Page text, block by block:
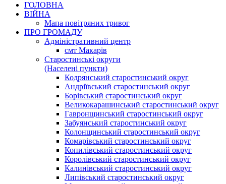
ГОЛОВНА
ВІЙНА
Мапа повітряних тривог
ПРО ГРОМАДУ
Aдміністративний центр
смт Макарів
Старостинські округи
(Населені пункти)
Кодрянський старостинський округ
Андріївський старостинський округ
Борівський старостинський округ
Великокарашинський старостинський округ
Гавронщинський старостинський округ
Забуянський старостинський округ
Колонщинський старостинський округ
Комарівський старостинський округ
Копилівський старостинський округ
Королівський старостинський округ
Калинівський старостинський округ
Липівський старостинський округ